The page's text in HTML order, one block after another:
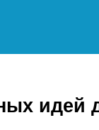
идей